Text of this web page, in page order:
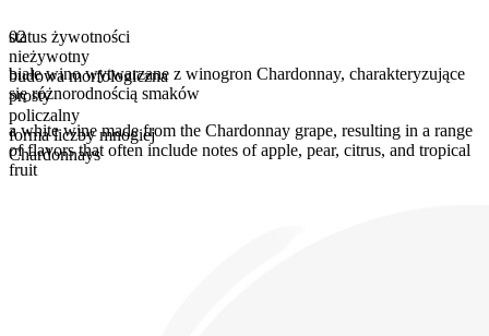
status żywotności
nieżywotny
budowa morfologiczna
prosty
policzalny
forma liczby mnogiej
Chardonnays
02
białe wino wytwarzane z winogron Chardonnay, charakteryzujące
się różnorodnością smaków
a white wine made from the Chardonnay grape, resulting in a range
of flavors that often include notes of apple, pear, citrus, and tropical
fruit